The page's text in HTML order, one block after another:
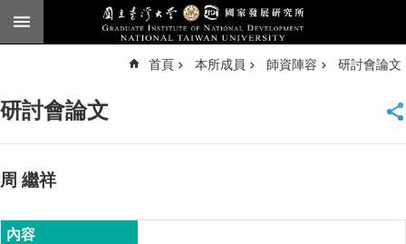
跳到主要內容區塊
臺
頁
公
首頁 本所成員 師資陣容 研討會論文
研討會論文
周 繼祥